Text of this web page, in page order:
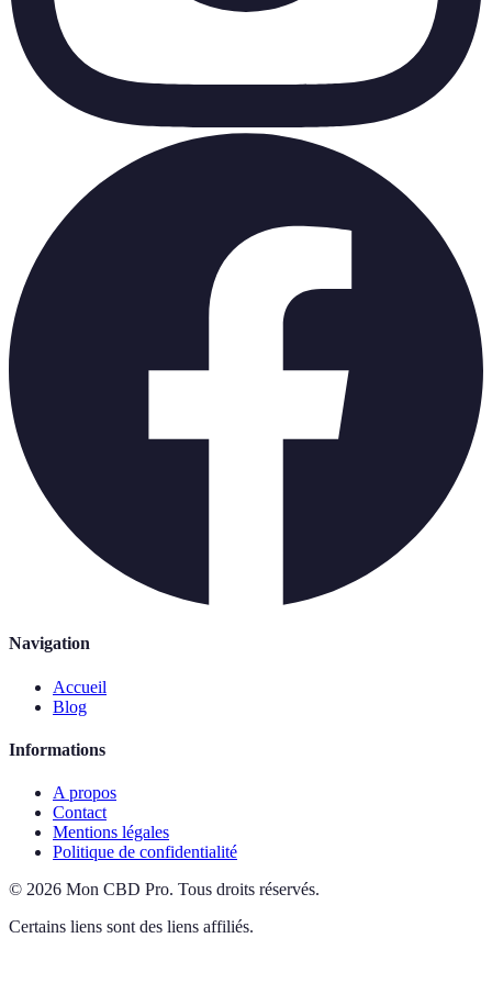
Navigation
Accueil
Blog
Informations
A propos
Contact
Mentions légales
Politique de confidentialité
© 2026 Mon CBD Pro. Tous droits réservés.
Certains liens sont des liens affiliés.